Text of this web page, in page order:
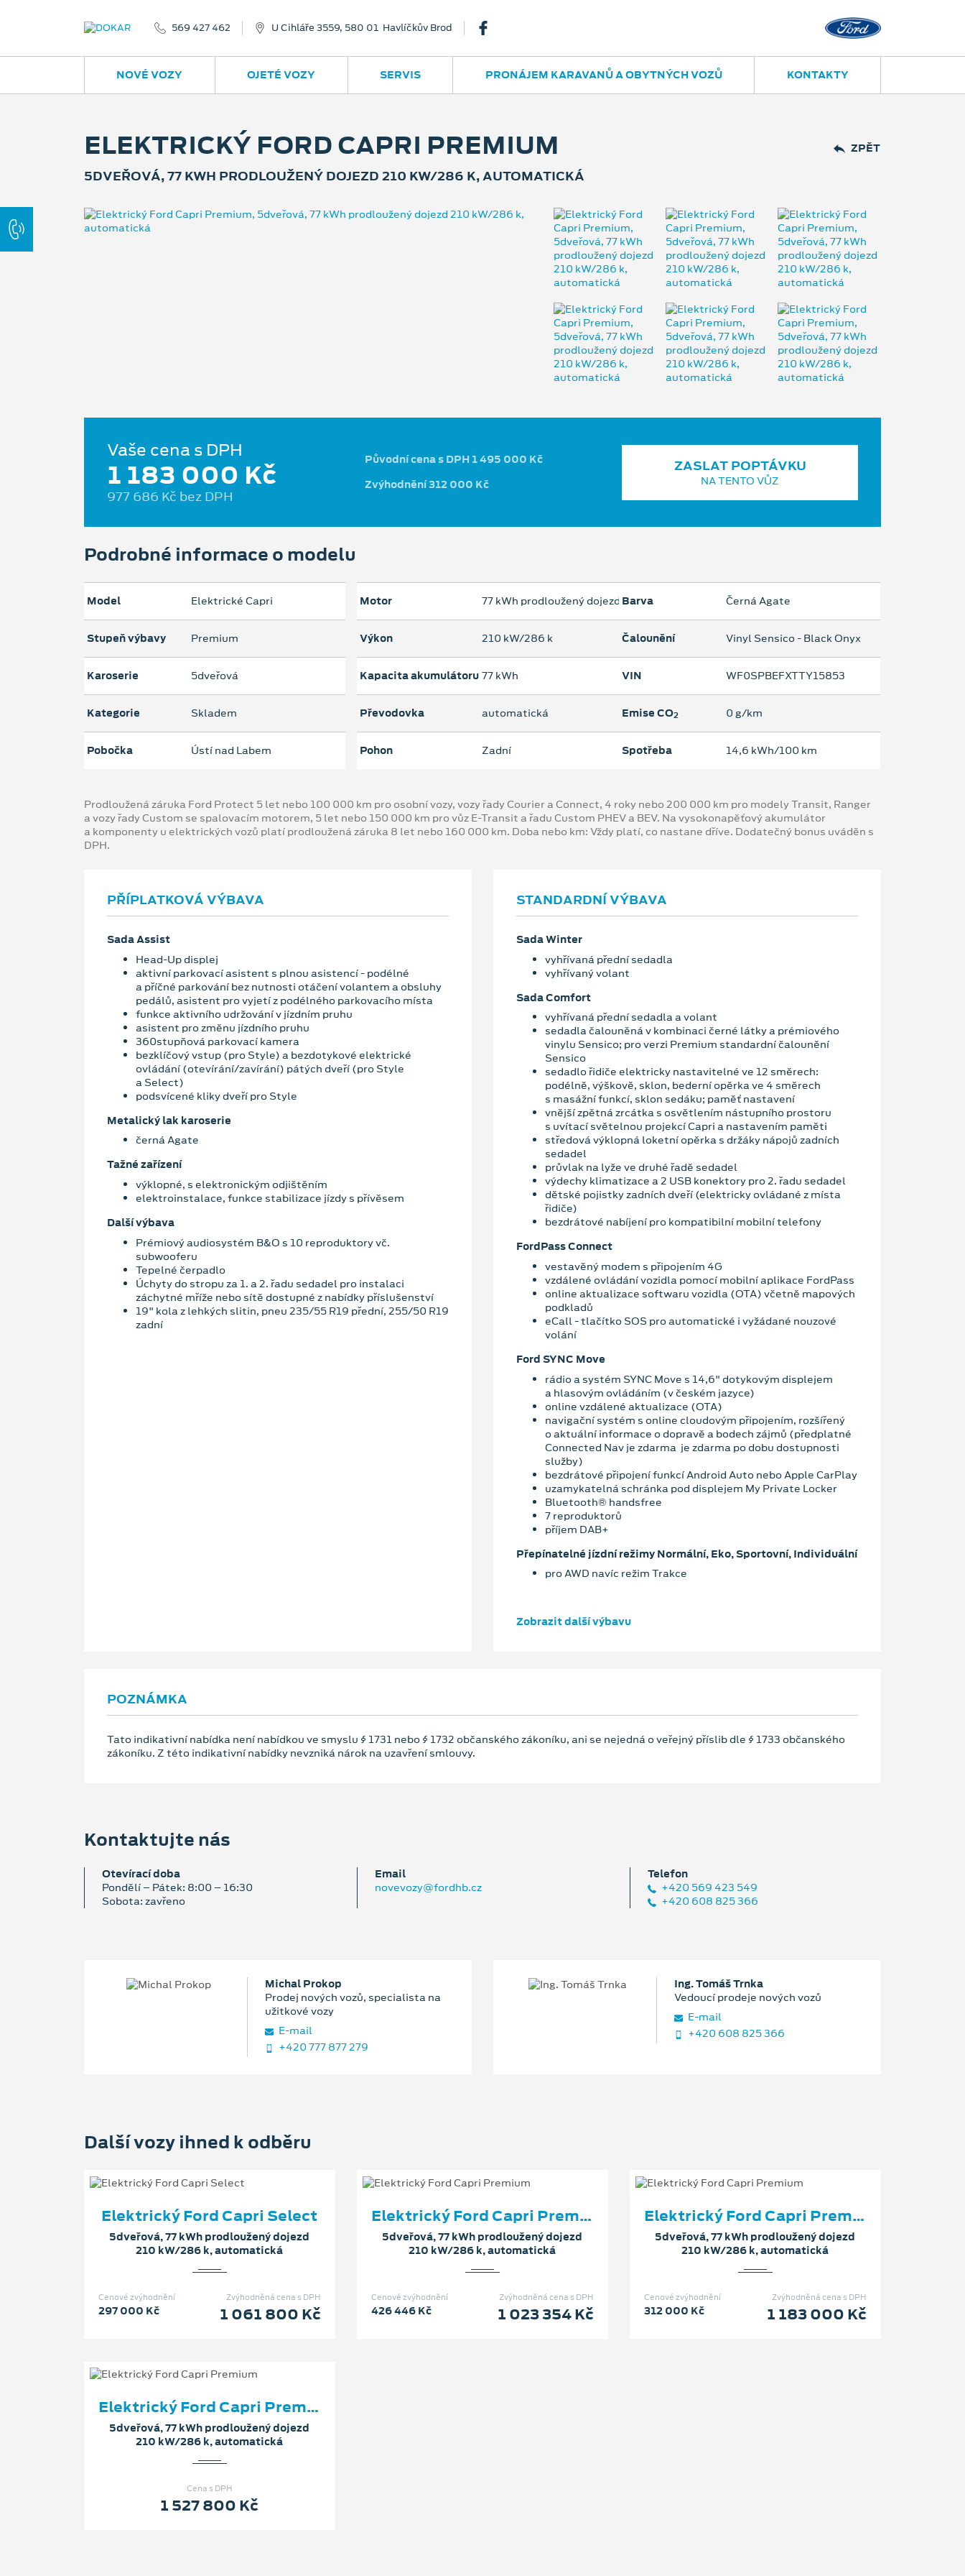
569 427 462 U Cihláře 3559, 580 01 Havlíčkův Brod
NOVÉ VOZY OJETÉ VOZY SERVIS PRONÁJEM KARAVANŮ A OBYTNÝCH VOZŮ KONTAKTY
ZPĚT
ELEKTRICKÝ FORD CAPRI PREMIUM
5DVEŘOVÁ, 77 KWH PRODLOUŽENÝ DOJEZD 210 KW/286 K, AUTOMATICKÁ
Vaše cena s DPH
1 183 000 Kč
977 686 Kč bez DPH
Původní cena s DPH 1 495 000 Kč
Zvýhodnění 312 000 Kč
ZASLAT POPTÁVKU
NA TENTO VŮZ
Podrobné informace o modelu
Model Elektrické Capri
Stupeň výbavy Premium
Karoserie 5dveřová
Kategorie Skladem
Pobočka Ústí nad Labem
Motor 77 kWh prodloužený dojezd
Výkon 210 kW/286 k
Kapacita akumulátoru 77 kWh
Převodovka automatická
Pohon Zadní
Barva Černá Agate
Čalounění Vinyl Sensico - Black Onyx
VIN WF0SPBEFXTTY15853
Emise CO2 0 g/km
Spotřeba 14,6 kWh/100 km
Prodloužená záruka Ford Protect 5 let nebo 100 000 km pro osobní vozy, vozy řady Courier a Connect, 4 roky nebo 200 000 km pro modely Transit, Ranger
a vozy řady Custom se spalovacím motorem, 5 let nebo 150 000 km pro vůz E-Transit a řadu Custom PHEV a BEV. Na vysokonapěťový akumulátor
a komponenty u elektrických vozů platí prodloužená záruka 8 let nebo 160 000 km. Doba nebo km: Vždy platí, co nastane dříve. Dodatečný bonus uváděn s
DPH.
PŘÍPLATKOVÁ VÝBAVA
Sada Assist
Head-Up displej
aktivní parkovací asistent s plnou asistencí - podélné
a příčné parkování bez nutnosti otáčení volantem a obsluhy
pedálů, asistent pro vyjetí z podélného parkovacího místa
funkce aktivního udržování v jízdním pruhu
asistent pro změnu jízdního pruhu
360stupňová parkovací kamera
bezklíčový vstup (pro Style) a bezdotykové elektrické
ovládání (otevírání/zavírání) pátých dveří (pro Style
a Select)
podsvícené kliky dveří pro Style
Metalický lak karoserie
černá Agate
Tažné zařízení
výklopné, s elektronickým odjištěním
elektroinstalace, funkce stabilizace jízdy s přívěsem
Další výbava
Prémiový audiosystém B&O s 10 reproduktory vč.
subwooferu
Tepelné čerpadlo
Úchyty do stropu za 1. a 2. řadu sedadel pro instalaci
záchytné mříže nebo sítě dostupné z nabídky příslušenství
19" kola z lehkých slitin, pneu 235/55 R19 přední, 255/50 R19
zadní
STANDARDNÍ VÝBAVA
Sada Winter
vyhřívaná přední sedadla
vyhřívaný volant
Sada Comfort
vyhřívaná přední sedadla a volant
sedadla čalouněná v kombinaci černé látky a prémiového
vinylu Sensico; pro verzi Premium standardní čalounění
Sensico
sedadlo řidiče elektricky nastavitelné ve 12 směrech:
podélně, výškově, sklon, bederní opěrka ve 4 směrech
s masážní funkcí, sklon sedáku; paměť nastavení
vnější zpětná zrcátka s osvětlením nástupního prostoru
s uvítací světelnou projekcí Capri a nastavením paměti
středová výklopná loketní opěrka s držáky nápojů zadních
sedadel
průvlak na lyže ve druhé řadě sedadel
výdechy klimatizace a 2 USB konektory pro 2. řadu sedadel
dětské pojistky zadních dveří (elektricky ovládané z místa
řidiče)
bezdrátové nabíjení pro kompatibilní mobilní telefony
FordPass Connect
vestavěný modem s připojením 4G
vzdálené ovládání vozidla pomocí mobilní aplikace FordPass
online aktualizace softwaru vozidla (OTA) včetně mapových
podkladů
eCall - tlačítko SOS pro automatické i vyžádané nouzové
volání
Ford SYNC Move
rádio a systém SYNC Move s 14,6" dotykovým displejem
a hlasovým ovládáním (v českém jazyce)
online vzdálené aktualizace (OTA)
navigační systém s online cloudovým připojením, rozšířený
o aktuální informace o dopravě a bodech zájmů (předplatné
Connected Nav je zdarma je zdarma po dobu dostupnosti
služby)
bezdrátové připojení funkcí Android Auto nebo Apple CarPlay
uzamykatelná schránka pod displejem My Private Locker
Bluetooth® handsfree
7 reproduktorů
příjem DAB+
Přepínatelné jízdní režimy Normální, Eko, Sportovní, Individuální
pro AWD navíc režim Trakce
Zobrazit další výbavu
POZNÁMKA
Tato indikativní nabídka není nabídkou ve smyslu § 1731 nebo § 1732 občanského zákoníku, ani se nejedná o veřejný příslib dle § 1733 občanského
zákoníku. Z této indikativní nabídky nevzniká nárok na uzavření smlouvy.
Kontaktujte nás
Otevírací doba
Pondělí – Pátek: 8:00 – 16:30
Sobota: zavřeno
Email
novevozy@fordhb.cz
Telefon
+420 569 423 549
+420 608 825 366
Michal Prokop
Prodej nových vozů, specialista na
užitkové vozy
E‑mail
+420 777 877 279
Ing. Tomáš Trnka
Vedoucí prodeje nových vozů
E‑mail
+420 608 825 366
Další vozy ihned k odběru
Elektrický Ford Capri Select
5dveřová, 77 kWh prodloužený dojezd
210 kW/286 k, automatická
Zvýhodněná cena s DPH
1 061 800 Kč
Cenové zvýhodnění
297 000 Kč
Elektrický Ford Capri Premium
5dveřová, 77 kWh prodloužený dojezd
210 kW/286 k, automatická
Zvýhodněná cena s DPH
1 023 354 Kč
Cenové zvýhodnění
426 446 Kč
Elektrický Ford Capri Premium
5dveřová, 77 kWh prodloužený dojezd
210 kW/286 k, automatická
Zvýhodněná cena s DPH
1 183 000 Kč
Cenové zvýhodnění
312 000 Kč
Elektrický Ford Capri Premium
5dveřová, 77 kWh prodloužený dojezd
210 kW/286 k, automatická
Cena s DPH
1 527 800 Kč